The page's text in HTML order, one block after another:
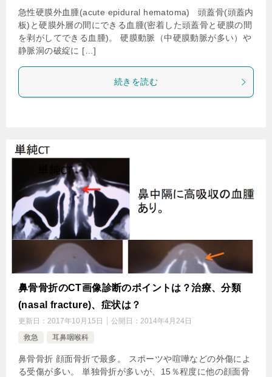
急性硬膜外血腫(acute epidural hematoma) 頭蓋骨(頭蓋内
板)と硬膜外層の間にできる血腫(密着した頭蓋骨と硬膜の間
を剥がしてできる血腫)。 硬膜動脈（中硬膜動脈が多い）や
静脈洞の破綻に […]
続きを読む
鼻骨骨折のCT画像診断のポイントは？治療、分類
(nasal fracture)、症状は？
更新日： 2017年10月15日 公開日： 2014年4月24日
救急
耳鼻咽喉科
鼻骨骨折 顔面骨折で最多。 スポーツや喧嘩などの外傷によ
る受傷が多い。 単独骨折が多いが、15％程度に他の顔面骨